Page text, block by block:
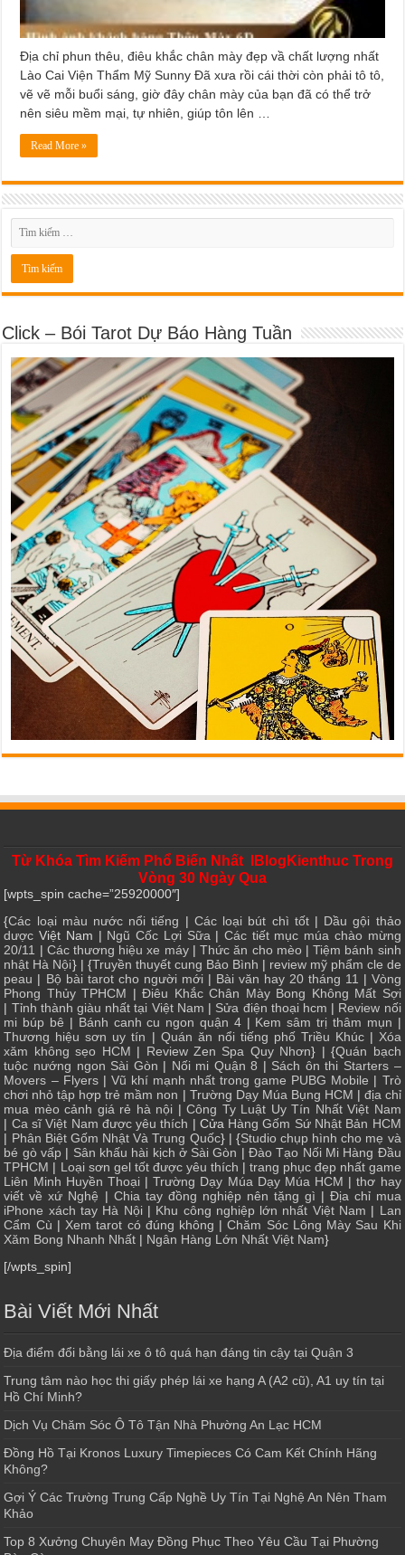
Địa chỉ phun thêu, điêu khắc chân mày đẹp vầ chất lượng nhất
Lào Cai Viện Thẩm Mỹ Sunny Đã xưa rồi cái thời còn phải tô tô,
vẽ vẽ mỗi buổi sáng, giờ đây chân mày của bạn đã có thể trở
nên siêu mềm mại, tự nhiên, giúp tôn lên …
Read More »
Click – Bói Tarot Dự Báo Hàng Tuần
Từ Khóa Tìm Kiếm Phổ Biến Nhất IBlogKienthuc Trong
Vòng 30 Ngày Qua
[wpts_spin cache=”25920000″]
{Các loại màu nước nổi tiếng | Các loại bút chì tốt| Dầu gội thảo
dược Việt Nam | Ngũ Cốc Lợi Sữa | Các tiết mục múa chào mừng
20/11 | Các thương hiệu xe máy|Thức ăn cho mèo|Tiệm bánh sinh
nhật Hà Nội} | {Truyền thuyết cung Bảo Bình | review mỹ phẩm cle de
peau | Bộ bài tarot cho người mới| Bài văn hay 20 tháng 11 | Vòng
Phong Thủy TPHCM |Điêu Khắc Chân Mày Bong Không Mất Sợi
| Tỉnh thành giàu nhất tại Việt Nam | Sửa điện thoại hcm | Review nối
mi búp bê | Bánh canh cu ngon quận 4| Kem sâm trị thâm mụn |
Thương hiệu sơn uy tín | Quán ăn nổi tiếng phố Triều Khúc| Xóa
xăm không sẹo HCM | Review Zen Spa Quy Nhơn} | {Quán bạch
tuộc nướng ngon Sài Gòn | Nối mi Quận 8 | Sách ôn thi Starters –
Movers – Flyers| Vũ khí mạnh nhất trong game PUBG Mobile | Trò
chơi nhỏ tập hợp trẻ mầm non | Trường Dạy Múa Bụng HCM | địa chỉ
mua mèo cảnh giá rẻ hà nội |Công Ty Luật Uy Tín Nhất Việt Nam
| Ca sĩ Việt Nam được yêu thích | Cửa Hàng Gốm Sứ Nhật Bản HCM
| Phân Biệt Gốm Nhật Và Trung Quốc} | {Studio chụp hình cho mẹ và
bé gò vấp | Sân khấu hài kịch ở Sài Gòn |Đào Tạo Nối Mi Hàng Đầu
TPHCM | Loại sơn gel tốt được yêu thích | trang phục đẹp nhất game
Liên Minh Huyền Thoại|Trường Dạy Múa Dạy Múa HCM |thơ hay
viết về xứ Nghệ | Chia tay đồng nghiệp nên tặng gì | Địa chỉ mua
iPhone xách tay Hà Nội| Khu công nghiệp lớn nhất Việt Nam | Lan
Cẩm Cù | Xem tarot có đúng không |Chăm Sóc Lông Mày Sau Khi
Xăm Bong Nhanh Nhất | Ngân Hàng Lớn Nhất Việt Nam}
[/wpts_spin]
Bài Viết Mới Nhất
Địa điểm đổi bằng lái xe ô tô quá hạn đáng tin cậy tại Quận 3
Trung tâm nào học thi giấy phép lái xe hạng A (A2 cũ), A1 uy tín tại
Hồ Chí Minh?
Dịch Vụ Chăm Sóc Ô Tô Tận Nhà Phường An Lạc HCM
Đồng Hồ Tại Kronos Luxury Timepieces Có Cam Kết Chính Hãng
Không?
Gợi Ý Các Trường Trung Cấp Nghề Uy Tín Tại Nghệ An Nên Tham
Khảo
Top 8 Xưởng Chuyên May Đồng Phục Theo Yêu Cầu Tại Phường